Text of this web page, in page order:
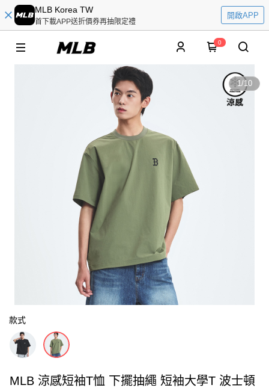
MLB Korea TW
首下載APP送折價券再抽限定禮
開啟APP
0
1/10
款式
MLB 涼感短袖T恤 下擺抽繩 短袖大學T 波士頓